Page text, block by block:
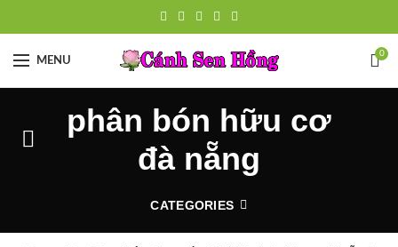
MENU
0
phân bón hữu cơ
đà nẵng
CATEGORIES